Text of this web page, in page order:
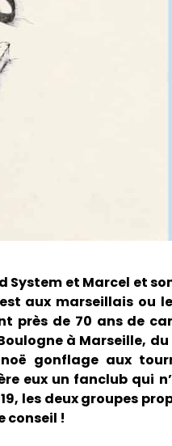
System et Marcel et
aux marseillais ou
près de 70 ans de
à Marseille,
gonflage aux
eux un fanclub qui
les deux groupes
conseil !